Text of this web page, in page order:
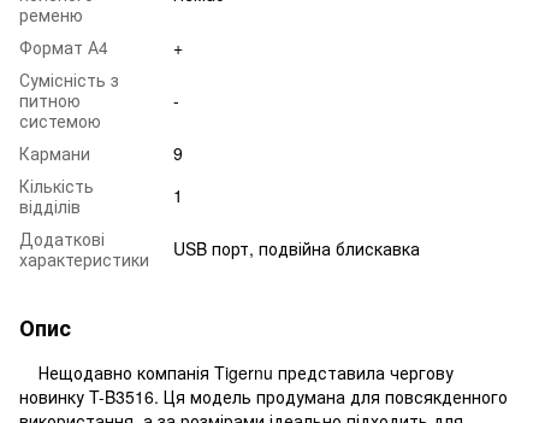
ременю
Формат А4
+
Сумісність з
питною
системою
-
Кармани
9
Кількість
відділів
1
Додаткові
характеристики
USB порт, подвійна блискавка
Опис
Нещодавно компанія Tigernu представила чергову
новинку T-B3516. Ця модель продумана для повсякденного